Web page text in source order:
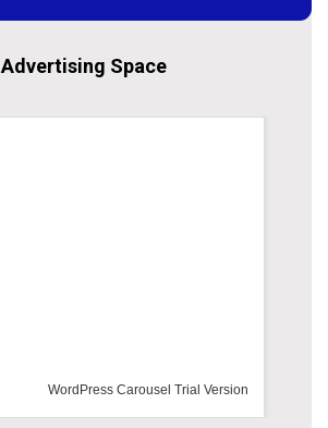
Advertising Space
WordPress Carousel Trial Version